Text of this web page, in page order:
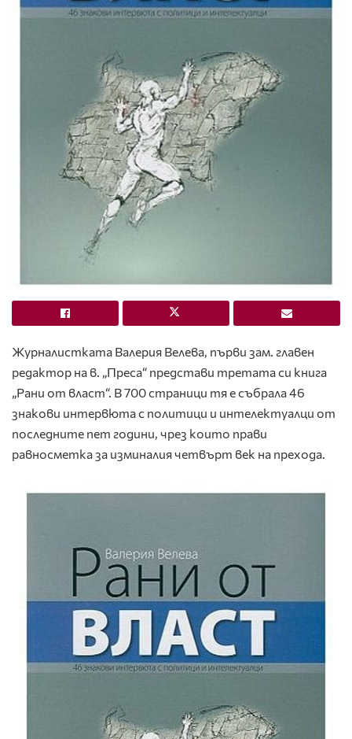
Журналистката Валерия Велева, първи зам. главен
редактор на в. „Преса“ представи третата си книга
„Рани от власт“. В 700 страници тя е събрала 46
знакови интервюта с политици и интелектуалци от
последните пет години, чрез които прави
равносметка за изминалия четвърт век на прехода.